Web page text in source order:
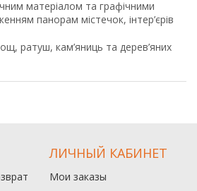
матеріалом та графічними
панорам містечок, інтер’єрів
ратуш, кам’яниць та дерев’яних
ЛИЧНЫЙ КАБИНЕТ
Мои заказы